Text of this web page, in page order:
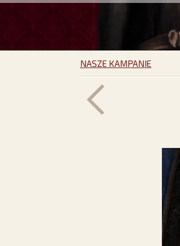
NASZE KAMPANIE